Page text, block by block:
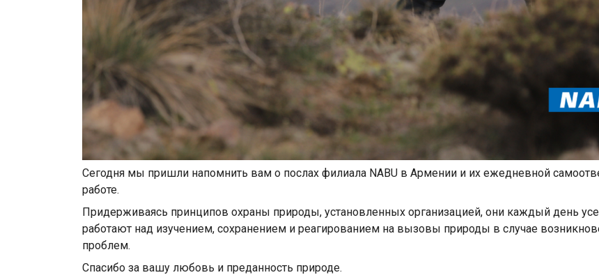
Сегодня мы пришли напомнить вам о послах филиала NABU в Армении и их ежедневной
работе.
Придерживаясь принципов охраны природы, установленных организацией, они каждый день
работают над изучением, сохранением и реагированием на вызовы природы в случае
проблем.
Спасибо за вашу любовь и преданность природе.